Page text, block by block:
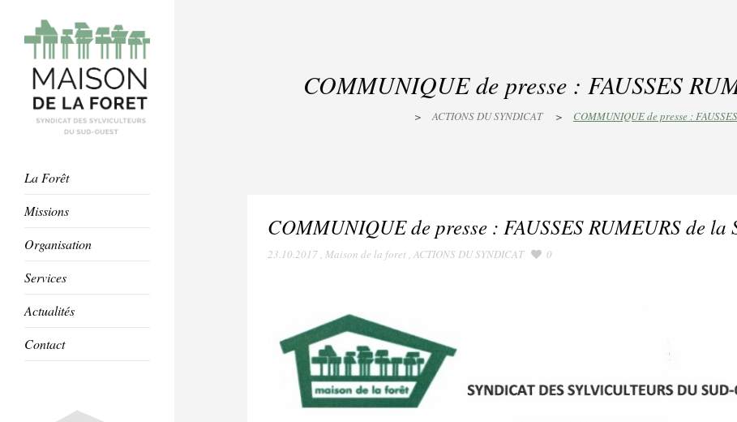
La Forêt
Missions
Organisation
Services
Actualités
Contact
COMMUNIQUE de presse : FAUSSES
> ACTIONS DU SYNDICAT > COMMUNIQUE de presse :
COMMUNIQUE de presse : FAUSSES RUMEURS de la
23.10.2017, Maison de la foret , ACTIONS DU SYNDICAT 0